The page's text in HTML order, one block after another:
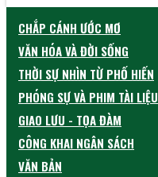
CHẮP CÁNH ƯỚC MƠ
VĂN HÓA VÀ ĐỜI SỐNG
THỜI SỰ NHÌN TỪ PHỐ HIẾN
PHÓNG SỰ VÀ PHIM TÀI LIỆU
GIAO LƯU - TỌA ĐÀM
CÔNG KHAI NGÂN SÁCH
VĂN BẢN